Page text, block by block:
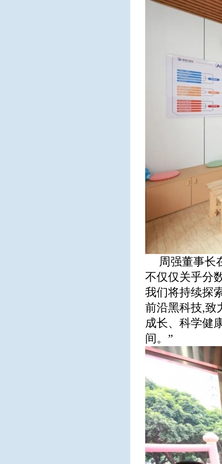
周强董事长
不仅仅关乎分
我们将持续探
前沿黑科技,致
成长、科学健
间。”